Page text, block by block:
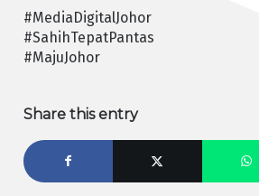
#MediaDigitalJohor
#SahihTepatPantas
#MajuJohor
Share this entry